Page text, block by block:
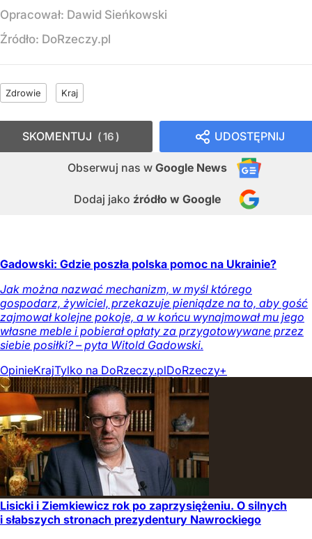
Opracował: Dawid Sieńkowski
Źródło: DoRzeczy.pl
Zdrowie Kraj
UDOSTĘPNIJ
Obserwuj nas w Google News
Dodaj jako źródło w Google
SKOMENTUJ 16
Gadowski: Gdzie poszła polska pomoc na Ukrainie?
Jak można nazwać mechanizm, w myśl którego
gospodarz, żywiciel, przekazuje pieniądze na to, aby gość
zajmował kolejne pokoje, a w końcu wynajmował mu jego
własne meble i pobierał opłaty za przygotowywane przez
siebie posiłki? – pyta Witold Gadowski.
OpinieKrajTylko na DoRzeczy.plDoRzeczy+
Lisicki i Ziemkiewicz rok po zaprzysiężeniu. O silnych
i słabszych stronach prezydentury Nawrockiego